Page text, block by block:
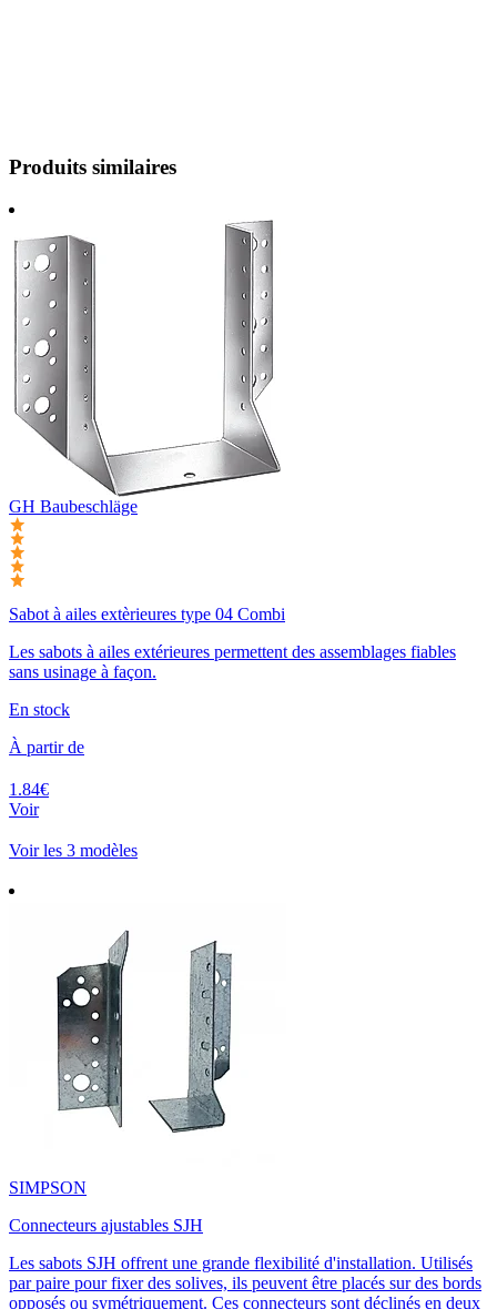
Produits similaires
GH Baubeschläge
Sabot à ailes extèrieures type 04 Combi
Les sabots à ailes extérieures permettent des assemblages fiables
sans usinage à façon.
En stock
À partir de
1.84€
Voir
Voir les 3 modèles
SIMPSON
Connecteurs ajustables SJH
Les sabots SJH offrent une grande flexibilité d'installation. Utilisés
par paire pour fixer des solives, ils peuvent être placés sur des bords
opposés ou symétriquement. Ces connecteurs sont déclinés en deux